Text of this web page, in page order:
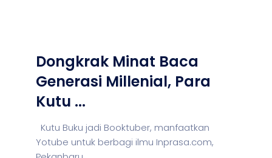
Dongkrak Minat Baca
Generasi Millenial, Para
Kutu ...
Kutu Buku jadi Booktuber, manfaatkan
Yotube untuk berbagi ilmu Inprasa.com,